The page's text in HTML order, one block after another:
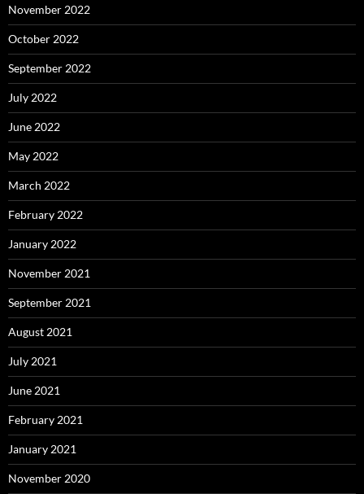
November 2022
October 2022
September 2022
July 2022
June 2022
May 2022
March 2022
February 2022
January 2022
November 2021
September 2021
August 2021
July 2021
June 2021
February 2021
January 2021
November 2020